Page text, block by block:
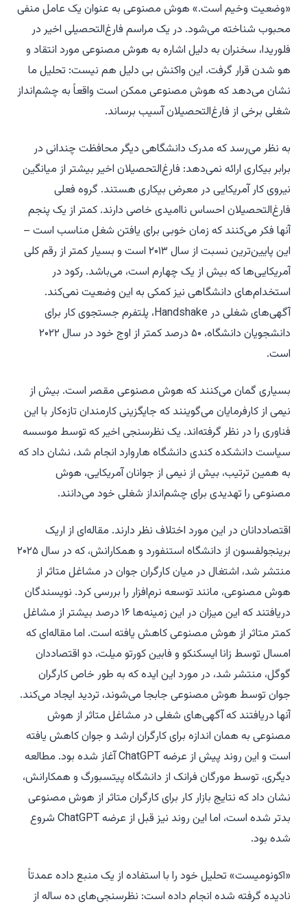
«وضعیت وخیم است.» هوش مصنوعی به عنوان یک عامل منفی
محبوب شناخته می‌شود. در یک مراسم فارغ‌التحصیلی اخیر در
فلوریدا، سخنران به دلیل اشاره به هوش مصنوعی مورد انتقاد و
هو شدن قرار گرفت. این واکنش بی دلیل هم نیست: تحلیل ما
نشان می‌دهد که هوش مصنوعی ممکن است واقعاً به چشم‌انداز
شغلی برخی از فارغ‌التحصیلان آسیب برساند.
به نظر می‌رسد که مدرک دانشگاهی دیگر محافظت چندانی در
برابر بیکاری ارائه نمی‌دهد: فارغ‌التحصیلان اخیر بیشتر از میانگین
نیروی کار آمریکایی در معرض بیکاری هستند. گروه فعلی
فارغ‌التحصیلان احساس ناامیدی خاصی دارند. کمتر از یک پنجم
آنها فکر می‌کنند که زمان خوبی برای یافتن شغل مناسب است –
این پایین‌ترین نسبت از سال ۲۰۱۳ است و بسیار کمتر از رقم کلی
آمریکایی‌ها که بیش از یک چهارم است، می‌باشد. رکود در
استخدام‌های دانشگاهی نیز کمکی به این وضعیت نمی‌کند.
آگهی‌های شغلی در Handshake، پلتفرم جستجوی کار برای
دانشجویان دانشگاه، ۵۰ درصد کمتر از اوج خود در سال ۲۰۲۲
است.
بسیاری گمان می‌کنند که هوش مصنوعی مقصر است. بیش از
نیمی از کارفرمایان می‌گوینند که جایگزینی کارمندان تازه‌کار با این
فناوری را در نظر گرفته‌اند. یک نظرسنجی اخیر که توسط موسسه
سیاست دانشکده کندی دانشگاه هاروارد انجام شد، نشان داد که
به همین ترتیب، بیش از نیمی از جوانان آمریکایی، هوش
مصنوعی را تهدیدی برای چشم‌انداز شغلی خود می‌دانند.
اقتصاددانان در این مورد اختلاف نظر دارند. مقاله‌ای از اریک
برینجولفسون از دانشگاه استنفورد و همکارانش، که در سال ۲۰۲۵
منتشر شد، اشتغال در میان کارگران جوان در مشاغل متاثر از
هوش مصنوعی، مانند توسعه نرم‌افزار را بررسی کرد. نویسندگان
دریافتند که این میزان در این زمینه‌ها ۱۶ درصد بیشتر از مشاغل
کمتر متاثر از هوش مصنوعی کاهش یافته است. اما مقاله‌ای که
امسال توسط زانا ایسکنکو و فابین کورتو میلت، دو اقتصاددان
گوگل، منتشر شد، در مورد این ایده که به طور خاص کارگران
جوان توسط هوش مصنوعی جابجا می‌شوند، تردید ایجاد می‌کند.
آنها دریافتند که آگهی‌های شغلی در مشاغل متاثر از هوش
مصنوعی به همان اندازه برای کارگران ارشد و جوان کاهش یافته
است و این روند پیش از عرضه ChatGPT آغاز شده بود. مطالعه
دیگری، توسط مورگان فرانک از دانشگاه پیتسبورگ و همکارانش،
نشان داد که نتایج بازار کار برای کارگران متاثر از هوش مصنوعی
بدتر شده است، اما این روند نیز قبل از عرضه ChatGPT شروع
شده بود.
«اکونومیست» تحلیل خود را با استفاده از یک منبع داده عمدتاً
نادیده گرفته شده انجام داده است: نظرسنجی‌های ده ساله از